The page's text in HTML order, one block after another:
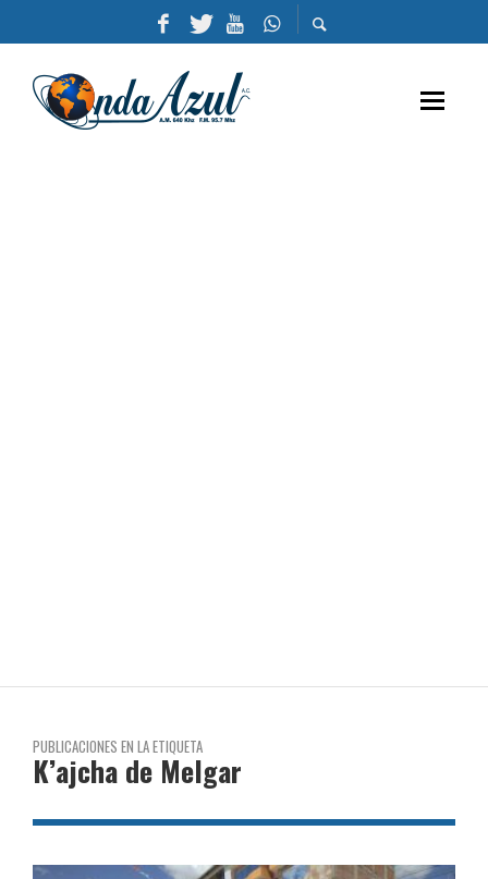
PUBLICACIONES EN LA ETIQUETA
K’ajcha de Melgar